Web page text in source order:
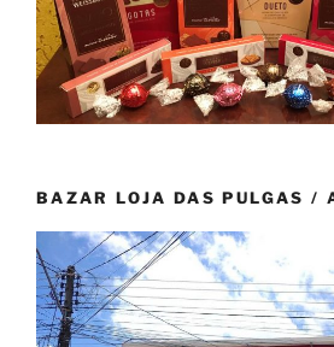
BAZAR LOJA DAS PULGAS /